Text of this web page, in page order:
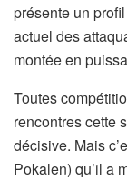
présente un
actuel des
montée en
Toutes
rencontres cette
décisive. Mais
Pokalen) qu’il a